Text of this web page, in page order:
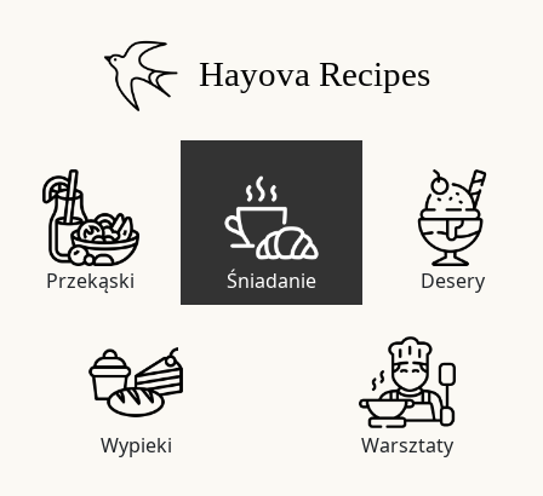
Hayova Recipes
Przekąski Śniadanie Desery
Wypieki Warsztaty